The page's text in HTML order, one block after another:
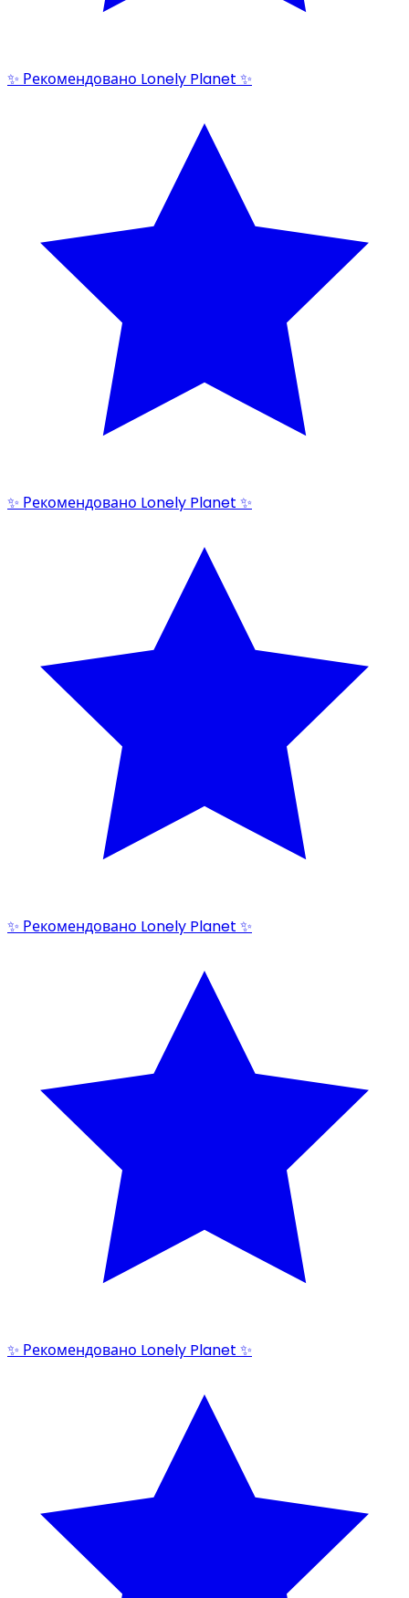
✨ Рекомендовано Lonely Planet ✨
✨ Рекомендовано Lonely Planet ✨
✨ Рекомендовано Lonely Planet ✨
✨ Рекомендовано Lonely Planet ✨